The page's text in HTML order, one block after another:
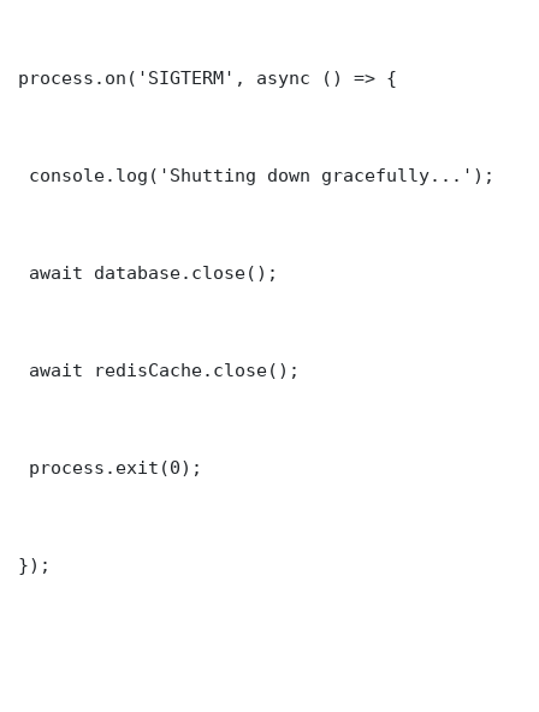
process.on('SIGTERM', async () => {
console.log('Shutting down gracefully...');
await database.close();
await redisCache.close();
process.exit(0);
});